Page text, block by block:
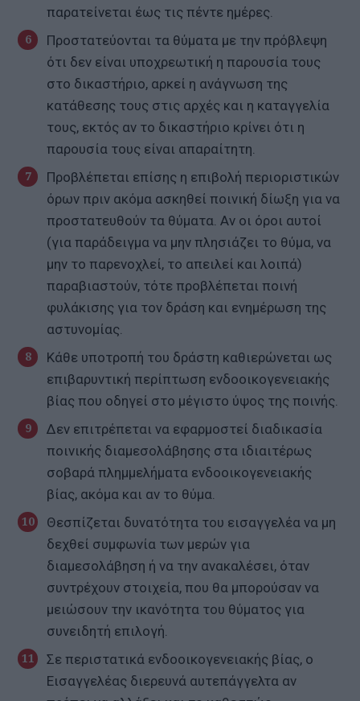
παρατείνεται έως τις πέντε ημέρες.
Προστατεύονται τα θύματα με την πρόβλεψη
ότι δεν είναι υποχρεωτική η παρουσία τους
στο δικαστήριο, αρκεί η ανάγνωση της
κατάθεσης τους στις αρχές και η καταγγελία
τους, εκτός αν το δικαστήριο κρίνει ότι η
παρουσία τους είναι απαραίτητη.
Προβλέπεται επίσης η επιβολή περιοριστικών
όρων πριν ακόμα ασκηθεί ποινική δίωξη για να
προστατευθούν τα θύματα. Αν οι όροι αυτοί
(για παράδειγμα να μην πλησιάζει το θύμα, να
μην το παρενοχλεί, το απειλεί και λοιπά)
παραβιαστούν, τότε προβλέπεται ποινή
φυλάκισης για τον δράση και ενημέρωση της
αστυνομίας.
Κάθε υποτροπή του δράστη καθιερώνεται ως
επιβαρυντική περίπτωση ενδοοικογενειακής
βίας που οδηγεί στο μέγιστο ύψος της ποινής.
Δεν επιτρέπεται να εφαρμοστεί διαδικασία
ποινικής διαμεσολάβησης στα ιδιαιτέρως
σοβαρά πλημμελήματα ενδοοικογενειακής
βίας, ακόμα και αν το θύμα.
Θεσπίζεται δυνατότητα του εισαγγελέα να μη
δεχθεί συμφωνία των μερών για
διαμεσολάβηση ή να την ανακαλέσει, όταν
συντρέχουν στοιχεία, που θα μπορούσαν να
μειώσουν την ικανότητα του θύματος για
συνειδητή επιλογή.
Σε περιστατικά ενδοοικογενειακής βίας, ο
Εισαγγελέας διερευνά αυτεπάγγελτα αν